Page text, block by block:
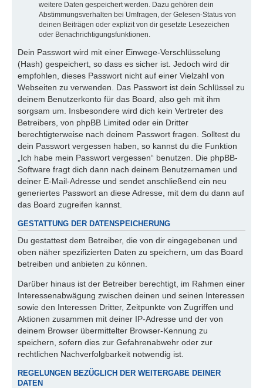
weitere Daten gespeichert werden. Dazu gehören dein
Abstimmungsverhalten bei Umfragen, der Gelesen-Status von
deinen Beiträgen oder explizit von dir gesetzte Lesezeichen
oder Benachrichtigungsfunktionen.
Dein Passwort wird mit einer Einwege-Verschlüsselung
(Hash) gespeichert, so dass es sicher ist. Jedoch wird dir
empfohlen, dieses Passwort nicht auf einer Vielzahl von
Webseiten zu verwenden. Das Passwort ist dein Schlüssel zu
deinem Benutzerkonto für das Board, also geh mit ihm
sorgsam um. Insbesondere wird dich kein Vertreter des
Betreibers, von phpBB Limited oder ein Dritter
berechtigterweise nach deinem Passwort fragen. Solltest du
dein Passwort vergessen haben, so kannst du die Funktion
„Ich habe mein Passwort vergessen“ benutzen. Die phpBB-
Software fragt dich dann nach deinem Benutzernamen und
deiner E-Mail-Adresse und sendet anschließend ein neu
generiertes Passwort an diese Adresse, mit dem du dann auf
das Board zugreifen kannst.
GESTATTUNG DER DATENSPEICHERUNG
Du gestattest dem Betreiber, die von dir eingegebenen und
oben näher spezifizierten Daten zu speichern, um das Board
betreiben und anbieten zu können.
Darüber hinaus ist der Betreiber berechtigt, im Rahmen einer
Interessenabwägung zwischen deinen und seinen Interessen
sowie den Interessen Dritter, Zeitpunkte von Zugriffen und
Aktionen zusammen mit deiner IP-Adresse und der von
deinem Browser übermittelter Browser-Kennung zu
speichern, sofern dies zur Gefahrenabwehr oder zur
rechtlichen Nachverfolgbarkeit notwendig ist.
REGELUNGEN BEZÜGLICH DER WEITERGABE DEINER
DATEN